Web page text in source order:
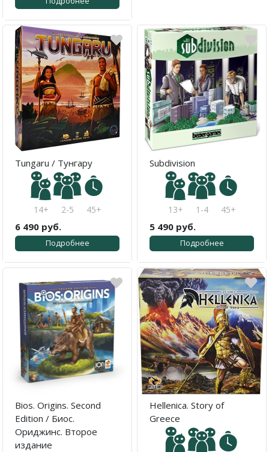
Tungaru / Тунгару
14+ 2-5 45+
6 490 руб.
Подробнее
Subdivision
13+ 1-4 45+
5 490 руб.
Подробнее
Bios. Origins. Second
Edition / Биос.
Ориджинс. Второе
издание
Hellenica. Story of
Greece